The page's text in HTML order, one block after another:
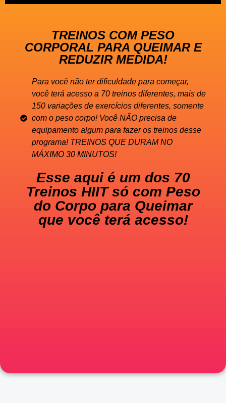
TREINOS COM PESO
CORPORAL PARA QUEIMAR E
REDUZIR MEDIDA!
Para você não ter dificuldade para começar,
você terá acesso a 70 treinos diferentes, mais de
150 variações de exercícios diferentes, somente
com o peso corpo! Você NÃO precisa de
equipamento algum para fazer os treinos desse
programa! TREINOS QUE DURAM NO
MÁXIMO 30 MINUTOS!
Esse aqui é um dos 70
Treinos HIIT só com Peso
do Corpo para Queimar
que você terá acesso!